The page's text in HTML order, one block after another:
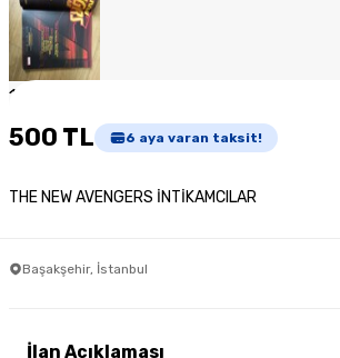
1
500 TL 6 aya varan taksit!
THE NEW AVENGERS İNTİKAMCILAR
Başakşehir, İstanbul
İlan Açıklaması